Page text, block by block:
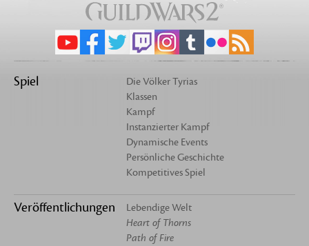
Spiel
Die Völker Tyrias
Klassen
Kampf
Instanzierter Kampf
Dynamische Events
Persönliche Geschichte
Kompetitives Spiel
Veröffentlichungen
Lebendige Welt
Heart of Thorns
Path of Fire